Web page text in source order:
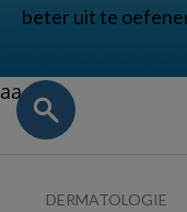
beter uit te
aa
DERMATOLOGIE